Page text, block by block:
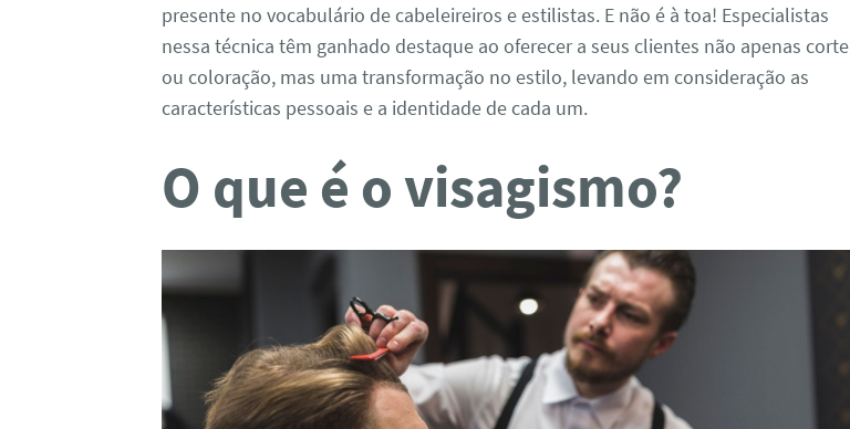
presente no vocabulário de cabeleireiros e estilistas. E não é à toa! Especialistas
nessa técnica têm ganhado destaque ao oferecer a seus clientes não apenas corte
ou coloração, mas uma transformação no estilo, levando em consideração as
características pessoais e a identidade de cada um.
O que é o visagismo?